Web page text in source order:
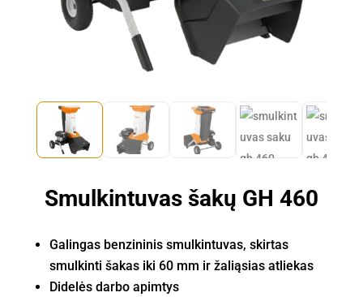
Smulkintuvas šakų GH 460
Galingas benzininis smulkintuvas, skirtas
smulkinti šakas iki 60 mm ir žaliąsias atliekas
Didelės darbo apimtys